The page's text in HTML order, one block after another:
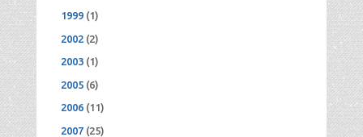
1999(1)
2002(2)
2003(1)
2005(6)
2006(11)
2007(25)